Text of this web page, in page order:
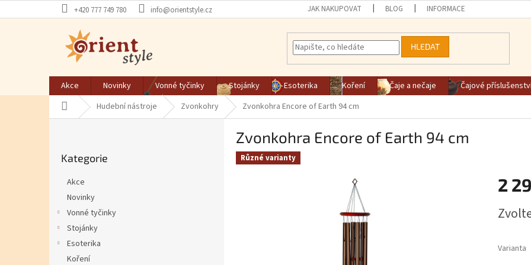
+420 777 749 780 info@orientstyle.cz JAK NAKUPOVAT BLOG INFORMACE
HLEDAT
Akce Novinky Vonné tyčinky Stojánky Esoterika Koření Čaje a nečaje Čajové
Domů Hudební nástroje Zvonkohry Zvonkohra Encore of Earth 94 cm
Kategorie
Akce
Novinky
Vonné tyčinky
Stojánky
Esoterika
Koření
Zvonkohra Encore of Earth 94 cm
Různé varianty
2
Varianta